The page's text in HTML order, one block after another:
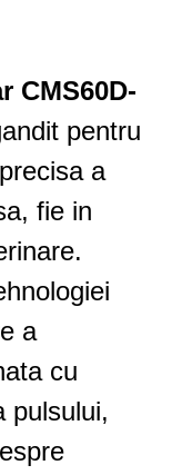
CMS60D-
pentru
a
fie in
a
cu
pulsului,